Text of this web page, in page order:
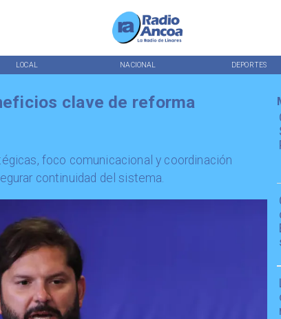
LOCAL NACIONAL DEPORTES
clave de reforma
foco comunicacional y coordinación
continuidad del sistema.